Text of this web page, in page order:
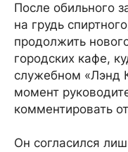
После обильного
на грудь
продолжить
городских кафе,
служебном «Лэнд
момент
комментировать
Он согласился